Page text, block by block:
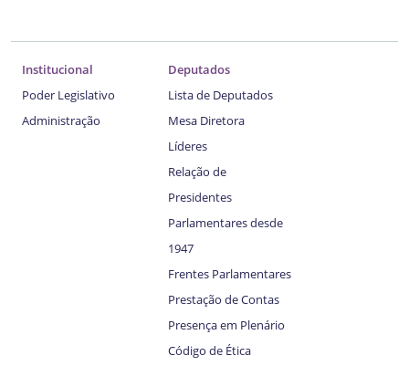
Institucional
Poder Legislativo
Administração
Deputados
Lista de Deputados
Mesa Diretora
Líderes
Relação de
Presidentes
Parlamentares desde
1947
Frentes Parlamentares
Prestação de Contas
Presença em Plenário
Código de Ética